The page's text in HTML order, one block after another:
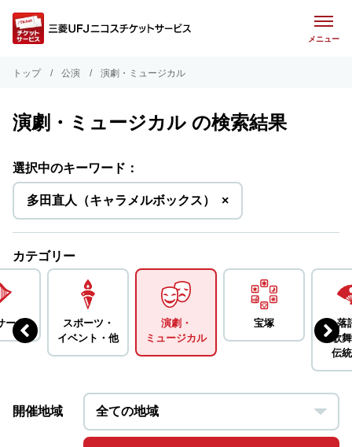
メニュー
トップ 公演 演劇・ミュージカル
演劇・ミュージカル の検索結果
選択中のキーワード：
多田直人（キャラメルボックス）
を
削
除
×
カテゴリー
ート
スポーツ・
イベント・ 他
演劇・
ミュージカル
宝塚
落
歌
伝
開催地域